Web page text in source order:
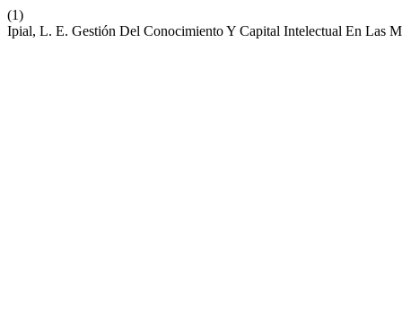
(1)
Ipial, L. E. Gestión Del Conocimiento Y Capital Intelectual En Las